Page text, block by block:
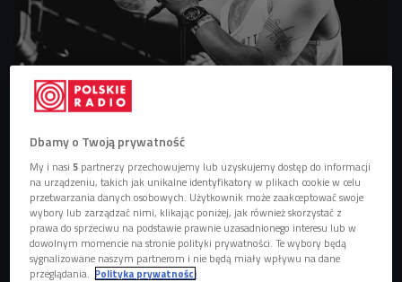
Michał "Majki" Kowalski
ZOBACZ WIĘCEJ Serwis specjalny Nieprzeciętni 2021 >>>
Dbamy o Twoją prywatność
My i nasi 5 partnerzy przechowujemy lub uzyskujemy dostęp do informacji
na urządzeniu, takich jak unikalne identyfikatory w plikach cookie w celu
przetwarzania danych osobowych. Użytkownik może zaakceptować swoje
wybory lub zarządzać nimi, klikając poniżej, jak również skorzystać z
prawa do sprzeciwu na podstawie prawnie uzasadnionego interesu lub w
dowolnym momencie na stronie polityki prywatności. Te wybory będą
sygnalizowane naszym partnerom i nie będą miały wpływu na dane
przeglądania.
Polityka prywatności